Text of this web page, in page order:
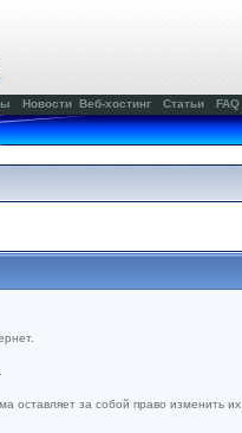
Новости Веб-хостинг Статьи FAQ
оставляет за собой право изменить их.